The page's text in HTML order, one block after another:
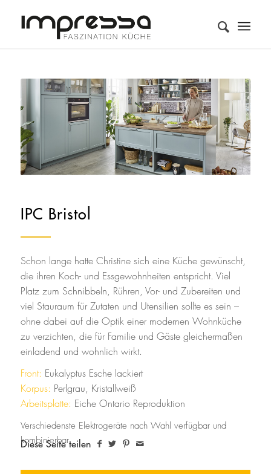
IPC Bristol
Schon lange hatte Christine sich eine Küche gewünscht,
die ihren Koch- und Essgewohnheiten entspricht. Viel
Platz zum Schnibbeln, Rühren, Vor- und Zubereiten und
viel Stauraum für Zutaten und Utensilien sollte es sein –
ohne dabei auf die Optik einer modernen Wohnküche
zu verzichten, die für Familie und Gäste gleichermaßen
einladend und wohnlich wirkt.
Front: Eukalyptus Esche lackiert
Korpus: Perlgrau, Kristallweiß
Arbeitsplatte: Eiche Ontario Reproduktion
Diese Seite teilen